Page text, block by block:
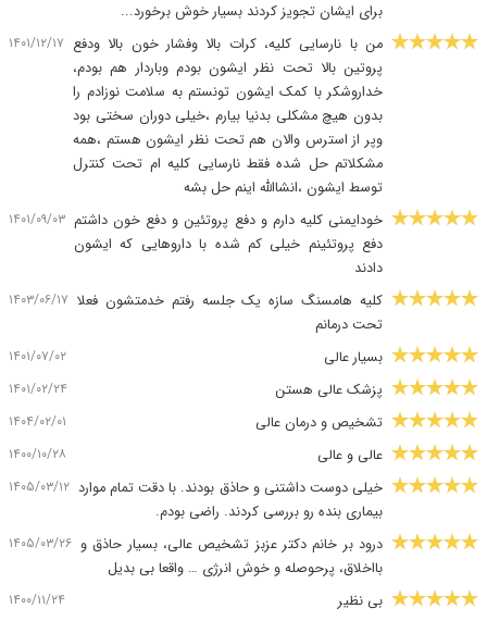
برای ایشان تجویز کردند بسیار خوش برخورد...
من با نارسایی کلیه، کرات بالا وفشار خون بالا ودفع
پروتین بالا تحت نظر ایشون بودم وباردار هم بودم،
خداروشکر با کمک ایشون تونستم به سلامت نوزادم را
بدون هیچ مشکلی بدنیا بیارم ،خیلی دوران سختی بود
وپر از استرس والان هم تحت نظر ایشون هستم ،همه
مشکلاتم حل شده فقط نارسایی کلیه ام تحت کنترل
توسط ایشون ،انشاالله اینم حل بشه
۱۴۰۱/۱۲/۱۷
خودایمنی کلیه دارم و دفع پروتئین و دفع خون داشتم
دفع پروتئینم خیلی کم شده با داروهایی که ایشون
دادند
۱۴۰۱/۰۹/۰۳
کلیه هامسنگ سازه یک جلسه رفتم خدمتشون فعلا
تحت درمانم
۱۴۰۳/۰۶/۱۷
بسیار عالی ۱۴۰۱/۰۷/۰۲
پزشک عالی هستن ۱۴۰۱/۰۲/۲۴
تشخیص و درمان عالی ۱۴۰۴/۰۲/۰۱
عالی و عالی ۱۴۰۰/۱۰/۲۸
خیلی دوست داشتنی و حاذق بودند. با دقت تمام موارد
بیماری بنده رو بررسی کردند. راضی بودم.
۱۴۰۵/۰۳/۱۲
درود بر خانم دکتر عزبز تشخیص عالی، بسیار حاذق و
بااخلاق، پرحوصله و خوش انرژی … واقعا بی بدیل
۱۴۰۵/۰۳/۲۶
بی نظیر ۱۴۰۰/۱۱/۲۴